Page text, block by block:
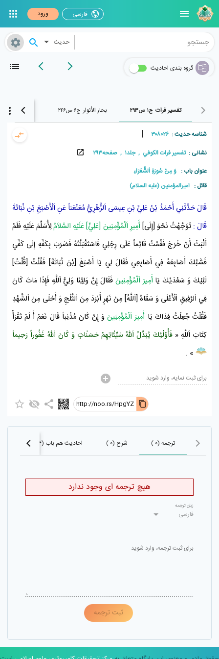
فارسی ورود
حدیث
گروه بندی احادیث
تفسير فرات ج۱ ص۲۹۳ بحار الأنوار ج۶ ص۲۴۶ بحار الأنوار
شناسه حدیث : ۳۰۸۰۲۶ |
نشانی :تفسير فرات الکوفي , جلد۱ , صفحه۲۹۳
عنوان باب : وَ مِنْ سُورَةِ اَلشُّعَرَاءِ
قائل : امیرالمؤمنین (علیه السلام)
قَالَ حَدَّثَنِي أَحْمَدُ بْنُ عَلِيِّ بْنِ عِيسَى اَلزُّهْرِيُّمُعَنْعَناً عَنِ اَلْأَصْبَغِ بْنِ نُبَاتَةَ
قَالَ : تَوَجَّهْتُ نَحْوَ [إِلَى]أَمِيرِ اَلْمُؤْمِنِينَ [عَلِيٍّ] عَلَيْهِ السَّلاَمُلِأُسَلِّمَ عَلَيْهِ فَلَمْ
أَلْبَثْ أَنْ خَرَجَ فَقُمْتُ قَائِماً عَلَى رِجْلِي فَاسْتَقْبَلْتُهُ فَضَرَبَ بِكَفِّهِ إِلَى كَفِّي
فَشَبَّكَ أَصَابِعَهُ فِي أَصَابِعِي فَقَالَ لِي يَا أَصْبَغَ [بْنَ نُبَاتَةَ] فَقُلْتُ [قُلْتُ]
لَبَّيْكَ وَ سَعْدَيْكَ يَا أَمِيرَ اَلْمُؤْمِنِينَ فَقَالَ إِنَّ وَلِيَّنَا وَلِيُّ اَللَّهِ فَإِذَا مَاتَ كَانَ
فِي اَلرَّفِيقِ اَلْأَعْلَى وَ سَقَاهُ [اَللَّهُ] مِنْ نَهَرٍ أَبْرَدَ مِنَ اَلثَّلْجِ وَ أَحْلَى مِنَ اَلشَّهْدِ
فَقُلْتُ جُعِلْتُ فِدَاكَ يَا أَمِيرَ اَلْمُؤْمِنِينَوَ إِنْ كَانَ مُذْنِباً قَالَ نَعَمْ أَ لَمْ تَقْرَأْ
كِتَابَ اَللَّهِ«فَأُوْلٰئِكَ يُبَدِّلُ اَللّٰهُ سَيِّئٰاتِهِمْ حَسَنٰاتٍ وَ كٰانَ اَللّٰهُ غَفُوراً رَحِيماً
»
.
برای ثبت نمایه، وارد شوید
http://noo.rs/HpgYZ
ترجمه (۰ ) شرح (۰ ) احادیث هم باب (۱۴)
هیچ ترجمه ای وجود ندارد
فارسی
زبان ترجمه
برای ثبت ترجمه، وارد شوید
ثبت ترجمه